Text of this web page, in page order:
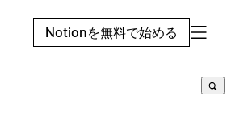
Notionを無料で始める